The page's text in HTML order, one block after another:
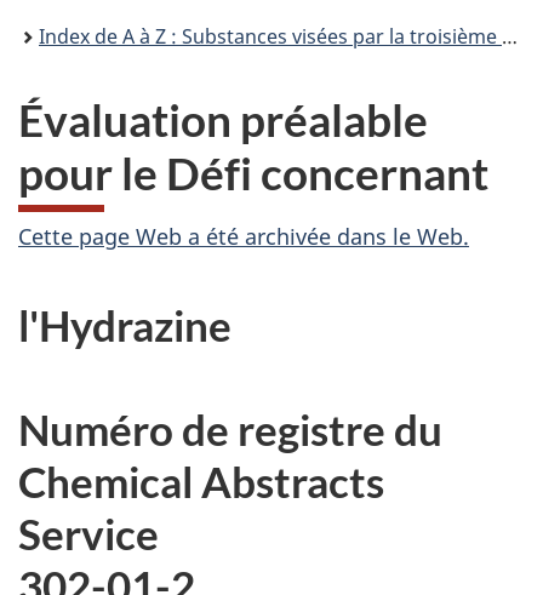
Index de A à Z : Substances visées par la troisième phase du Plan de gestion des produits chimiques
Évaluation préalable
pour le Défi concernant
A
r
c
h
i
v
é
Cette page Web a été archivée dans le Web.
l'Hydrazine
Numéro de registre du
Chemical Abstracts
Service